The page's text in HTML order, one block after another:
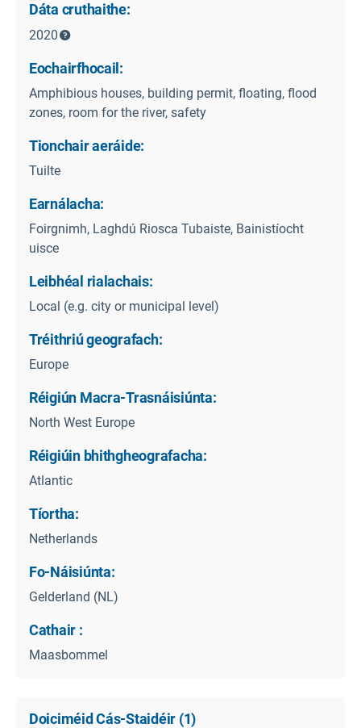
Dáta cruthaithe:
2020
Eochairfhocail:
Amphibious houses, building permit, floating, flood
zones, room for the river, safety
Tionchair aeráide:
Tuilte
Earnálacha:
Foirgnimh, Laghdú Riosca Tubaiste, Bainistíocht
uisce
Leibhéal rialachais:
Local (e.g. city or municipal level)
Tréithriú geografach:
Europe
Réigiún Macra-Trasnáisiúnta:
North West Europe
Réigiúin bhithgheografacha:
Atlantic
Tíortha:
Netherlands
Fo-Náisiúnta:
Gelderland (NL)
Cathair :
Maasbommel
Doiciméid Cás-Staidéir (1)